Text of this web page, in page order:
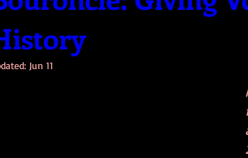
Jun 11